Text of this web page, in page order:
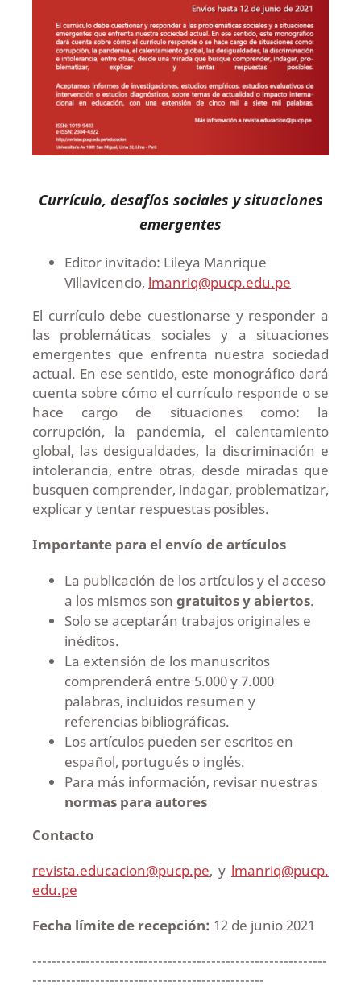
Currículo, desafíos sociales y situaciones
emergentes
Editor invitado: Lileya Manrique
Villavicencio, lmanriq@pucp.edu.pe
El currículo debe cuestionarse y responder a
las problemáticas sociales y a situaciones
emergentes que enfrenta nuestra sociedad
actual. En ese sentido, este monográfico dará
cuenta sobre cómo el currículo responde o se
hace cargo de situaciones como: la
corrupción, la pandemia, el calentamiento
global, las desigualdades, la discriminación e
intolerancia, entre otras, desde miradas que
busquen comprender, indagar, problematizar,
explicar y tentar respuestas posibles.
Importante para el envío de artículos
La publicación de los artículos y el acceso
a los mismos son gratuitos y abiertos.
Solo se aceptarán trabajos originales e
inéditos.
La extensión de los manuscritos
comprenderá entre 5.000 y 7.000
palabras, incluidos resumen y
referencias bibliográficas.
Los artículos pueden ser escritos en
español, portugués o inglés.
Para más información, revisar nuestras
normas para autores
Contacto
revista.educacion@pucp.pe, y lmanriq@pucp.
edu.pe
Fecha límite de recepción: 12 de junio 2021
-------------------------------------------------------------
------------------------------------------------